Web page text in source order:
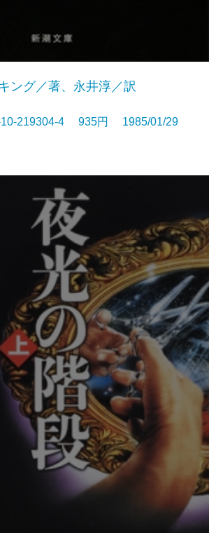
ング／著、永井淳／訳
219304-4 935円 1985/01/29